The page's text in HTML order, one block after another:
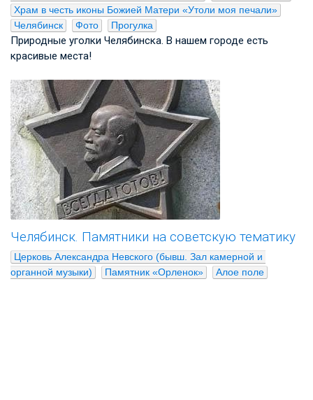
Храм в честь иконы Божией Матери «Утоли моя печали»
Челябинск
Фото Прогулка
Природные уголки Челябинска. В нашем городе есть
красивые места!
Челябинск. Памятники на советскую тематику
Церковь Александра Невского (бывш. Зал камерной и
органной музыки)
Памятник «Орленок» Алое поле